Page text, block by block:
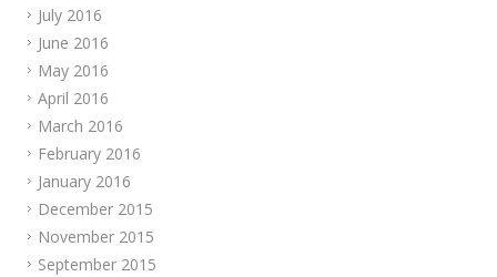
July 2016
June 2016
May 2016
April 2016
March 2016
February 2016
January 2016
December 2015
November 2015
September 2015